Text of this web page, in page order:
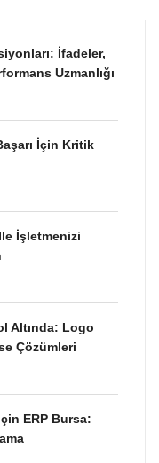
İfadeler,
Uzmanlığı
İçin Kritik
İşletmenizi
Altında: Logo
Çözümleri
ERP Bursa: